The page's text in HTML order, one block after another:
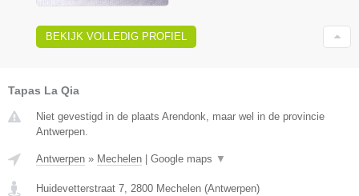
BEKIJK VOLLEDIG PROFIEL
Tapas La Qia
Niet gevestigd in de plaats Arendonk, maar wel in de provincie
Antwerpen.
Antwerpen » Mechelen | Google maps ▼
Huidevetterstraat 7 2800 Mechelen (Antwerpen)